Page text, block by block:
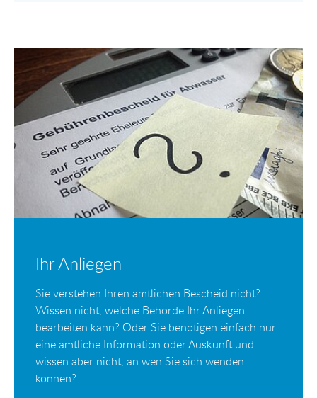
Ihr Anliegen
Sie verstehen Ihren amtlichen Bescheid nicht?
Wissen nicht, welche Behörde Ihr Anliegen
bearbeiten kann? Oder Sie benötigen einfach nur
eine amtliche Information oder Auskunft und
wissen aber nicht, an wen Sie sich wenden
können?